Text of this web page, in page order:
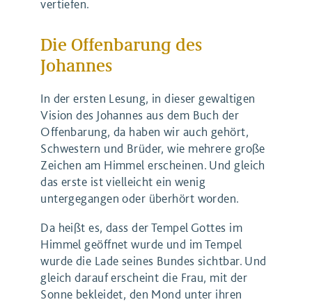
vertiefen.
Die Offenbarung des
Johannes
In der ersten Lesung, in dieser gewaltigen
Vision des Johannes aus dem Buch der
Offenbarung, da haben wir auch gehört,
Schwestern und Brüder, wie mehrere große
Zeichen am Himmel erscheinen. Und gleich
das erste ist vielleicht ein wenig
untergegangen oder überhört worden.
Da heißt es, dass der Tempel Gottes im
Himmel geöffnet wurde und im Tempel
wurde die Lade seines Bundes sichtbar. Und
gleich darauf erscheint die Frau, mit der
Sonne bekleidet, den Mond unter ihren